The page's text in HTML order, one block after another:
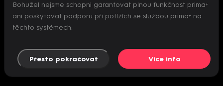
Nepodařilo se inicializovat přehrávač
Bohužel nejsme schopni garantovat plnou funkčnost prima+
ani poskytovat podporu při potížích se službou prima+ na
těchto systémech.
Přesto pokračovat Více info